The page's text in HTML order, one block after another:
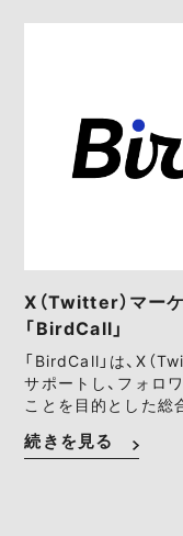
X（Twitter）マー
「BirdCall」
「BirdCall」は、X（
サポートし、フォロ
ことを目的とした総
続きを見る